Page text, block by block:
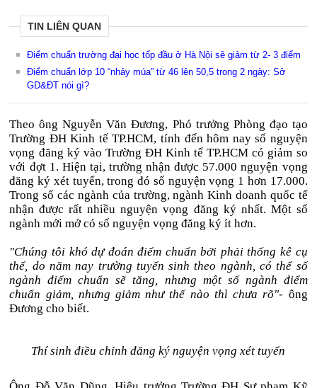
TIN LIÊN QUAN
Điểm chuẩn trường đại học tốp đầu ở Hà Nội sẽ giảm từ 2- 3 điểm
Điểm chuẩn lớp 10 “nhảy múa” từ 46 lên 50,5 trong 2 ngày: Sở
GD&ĐT nói gì?
Theo ông Nguyễn Văn Đương, Phó trưởng Phòng đạo tạo
Trường ĐH Kinh tế TP.HCM, tính đến hôm nay số nguyện
vọng đăng ký vào Trường ĐH Kinh tế TP.HCM có giảm so
với đợt 1. Hiện tại, trường nhận được 57.000 nguyện vọng
đăng ký xét tuyển, trong đó số nguyện vọng 1 hơn 17.000.
Trong số các ngành của trường, ngành Kinh doanh quốc tế
nhận được rất nhiều nguyện vọng đăng ký nhất. Một số
ngành mới mở có số nguyện vọng đăng ký ít hơn.
"Chúng tôi khó dự đoán điểm chuẩn bởi phải thống kê cụ
thể, do năm nay trường tuyển sinh theo ngành, có thể số
ngành điểm chuẩn sẽ tăng, nhưng một số ngành điểm
chuẩn giảm, nhưng giảm như thế nào thì chưa rõ"- ông
Đương cho biết.
Thí sinh điều chỉnh đăng ký nguyện vọng xét tuyển